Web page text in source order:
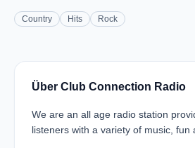
Country Hits Rock
Über Club Connection Radio
We are an all age radio station
listeners with a variety of music, fun